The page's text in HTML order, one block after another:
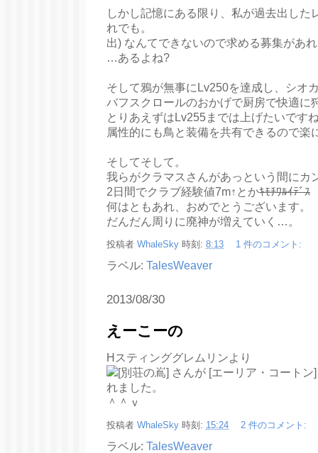
しかし記憶にある限り、私が過去出した
れでも。
出) なんてできないので求める募集があ
…あるよね?
そして鴉が無事にLv250を達成し、シオ
バフスクロールのおかげで厨房で快適に
とりあえずはLv255までは上げたいです
属性的にも鳥と装備を共有できるので楽
そしてそして。
我らがクラマスさんがあっという間にカ
2日間でクラブ経験値7m↑とかｷﾓﾁﾜﾙｲﾃﾞｽ
何はともあれ、おめでとうございます。
だんだん周りに廃神が増えていく…。
投稿者 WhaleSky 時刻: 8:13 1 件のコメント:
ラベル: TalesWeaver
2013/08/30
えーこーの
Hスティンググレムリンより
＾＾ｖ
投稿者 WhaleSky 時刻: 15:24 2 件のコメント:
ラベル: TalesWeaver